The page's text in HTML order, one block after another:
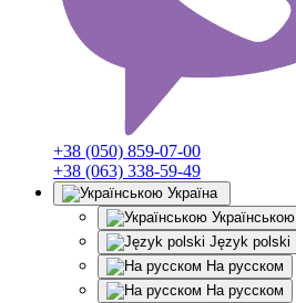
+38 (050) 859-07-00
+38 (063) 338-59-49
Україна
Українською
Język polski
На русском
На русском